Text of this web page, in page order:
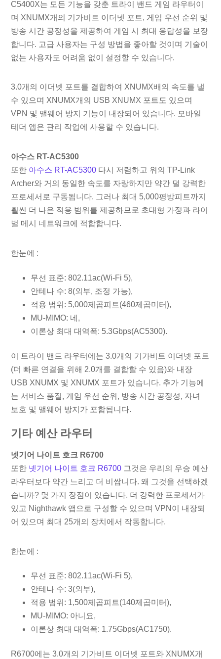
C5400X는 모든 기능을 갖춘 트라이 밴드 게임 라우터이
며 XNUMX개의 기가비트 이더넷 포트, 게임 우선 순위 및
방송 시간 공정성을 제공하여 게임 시 최대 응답성을 보장
합니다. 고급 사용자는 구성 방법을 좋아할 것이며 기술이
없는 사용자도 어려움 없이 설정할 수 있습니다.
3.0개의 이더넷 포트를 결합하여 XNUMX배의 속도를 낼
수 있으며 XNUMX개의 USB XNUMX 포트도 있으며
VPN 및 맬웨어 방지 기능이 내장되어 있습니다. 모바일
테더 앱은 관리 작업에 사용할 수 있습니다.
아수스 RT-AC5300
또한 아수스 RT-AC5300 다시 저렴하고 위의 TP-Link
Archer와 거의 동일한 속도를 자랑하지만 약간 덜 강력한
프로세서로 구동됩니다. 그러나 최대 5,000평방피트까지
훨씬 더 나은 적용 범위를 제공하므로 초대형 가정과 라이
벌 메시 네트워크에 적합합니다.
한눈에 :
무선 표준: 802.11ac(Wi-Fi 5),
안테나 수: 8(외부, 조정 가능),
적용 범위: 5,000제곱피트(460제곱미터),
MU-MIMO: 네,
이론상 최대 대역폭: 5.3Gbps(AC5300).
이 트라이 밴드 라우터에는 3.0개의 기가비트 이더넷 포트
(더 빠른 연결을 위해 2.0개를 결합할 수 있음)와 내장
USB XNUMX 및 XNUMX 포트가 있습니다. 추가 기능에
는 서비스 품질, 게임 우선 순위, 방송 시간 공정성, 자녀
보호 및 맬웨어 방지가 포함됩니다.
기타 예산 라우터
넷기어 나이트 호크 R6700
또한 넷기어 나이트 호크 R6700 그것은 우리의 우승 예산
라우터보다 약간 느리고 더 비쌉니다. 왜 그것을 선택하겠
습니까? 몇 가지 장점이 있습니다. 더 강력한 프로세서가
있고 Nighthawk 앱으로 구성할 수 있으며 VPN이 내장되
어 있으며 최대 25개의 장치에서 작동합니다.
한눈에 :
무선 표준: 802.11ac(Wi-Fi 5),
안테나 수: 3(외부),
적용 범위: 1,500제곱피트(140제곱미터),
MU-MIMO: 아니요,
이론상 최대 대역폭: 1.75Gbps(AC1750).
R6700에는 3.0개의 기가비트 이더넷 포트와 XNUMX개